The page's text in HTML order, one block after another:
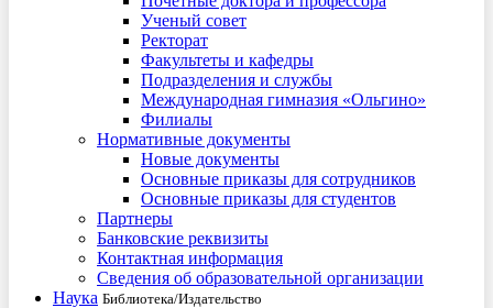
Ученый совет
Ректорат
Факультеты и кафедры
Подразделения и службы
Международная гимназия «Ольгино»
Филиалы
Нормативные документы
Новые документы
Основные приказы для сотрудников
Основные приказы для студентов
Партнеры
Банковские реквизиты
Контактная информация
Сведения об образовательной организации
Наука Библиотека/Издательство